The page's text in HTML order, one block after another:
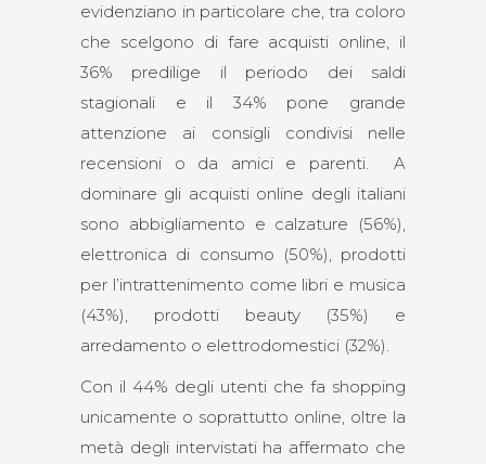
evidenziano in particolare che, tra coloro
che scelgono di fare acquisti online, il
36% predilige il periodo dei saldi
stagionali e il 34% pone grande
attenzione ai consigli condivisi nelle
recensioni o da amici e parenti. A
dominare gli acquisti online degli italiani
sono abbigliamento e calzature (56%),
elettronica di consumo (50%), prodotti
per l’intrattenimento come libri e musica
(43%), prodotti beauty (35%) e
arredamento o elettrodomestici (32%).
Con il 44% degli utenti che fa shopping
unicamente o soprattutto online, oltre la
metà degli intervistati ha affermato che